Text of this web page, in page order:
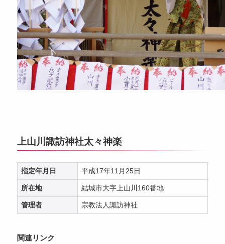
上山川諏訪神社太々神楽
指定年月日 平成17年11月25日
所在地 結城市大字上山川160番地
管理者 宗教法人諏訪神社
関連リンク